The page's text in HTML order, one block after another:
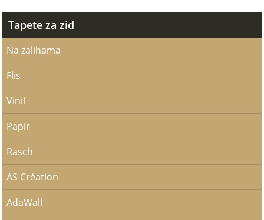
Tapete za zid
Na zalihama
Flis
Vinil
Papir
Rasch
AS Création
AdaWall